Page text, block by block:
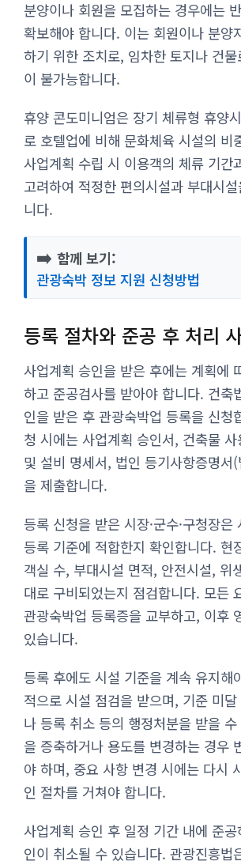
분양이나 회원을 모집하는 경우에는
확보해야 합니다. 이는 회원이나 분양
하기 위한 조치로, 임차한 토지나 건
이 불가능합니다.
휴양 콘도미니엄은 장기 체류형 휴양
로 호텔업에 비해 문화체육 시설의 비
사업계획 수립 시 이용객의 체류 기간
고려하여 적정한 편의시설과 부대시
니다.
➡️ 함께 보기:
관광숙박 정보 지원 신청방법
등록 절차와 준공 후 처리
사업계획 승인을 받은 후에는 계획에
하고 준공검사를 받아야 합니다. 건축
인을 받은 후 관광숙박업 등록을 신청
청 시에는 사업계획 승인서, 건축물
및 설비 명세서, 법인 등기사항증명서
을 제출합니다.
등록 신청을 받은 시장·군수·구청장은
등록 기준에 적합한지 확인합니다. 현
객실 수, 부대시설 면적, 안전시설, 위
대로 구비되었는지 점검합니다. 모든
관광숙박업 등록증을 교부하고, 이후
있습니다.
등록 후에도 시설 기준을 계속 유지해
적으로 시설 점검을 받으며, 기준 미
나 등록 취소 등의 행정처분을 받을
을 증축하거나 용도를 변경하는 경우
야 하며, 중요 사항 변경 시에는 다시
인 절차를 거쳐야 합니다.
사업계획 승인 후 일정 기간 내에 준
인이 취소될 수 있습니다. 관광진흥법